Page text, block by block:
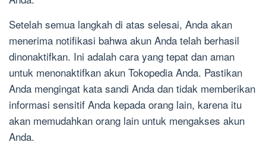
Setelah semua langkah di atas selesai, Anda akan
menerima notifikasi bahwa akun Anda telah berhasil
dinonaktifkan. Ini adalah cara yang tepat dan aman
untuk menonaktifkan akun Tokopedia Anda. Pastikan
Anda mengingat kata sandi Anda dan tidak memberikan
informasi sensitif Anda kepada orang lain, karena itu
akan memudahkan orang lain untuk mengakses akun
Anda.